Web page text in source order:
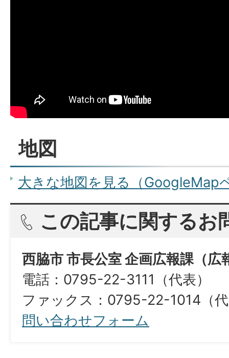
地図
大きな地図を見る（GoogleMap
この記事に関するお
西脇市 市長公室 企画広報課（広
電話：0795-22-3111（代表）
ファックス：0795-22-1014（
問い合わせフォーム